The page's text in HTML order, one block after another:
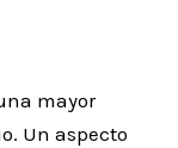
mayor
Un aspecto